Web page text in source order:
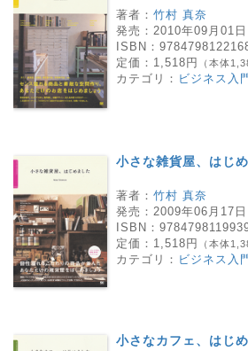
著者： 竹村 真奈
発売： 2010年09月01日
ISBN：
定価： 1,518円 （本体
カテゴリ： ビジネス入
小さな雑貨屋、はじ
著者： 竹村 真奈
発売： 2009年06月17日
ISBN：
定価： 1,518円 （本体
カテゴリ： ビジネス入
小さなカフェ、はじ